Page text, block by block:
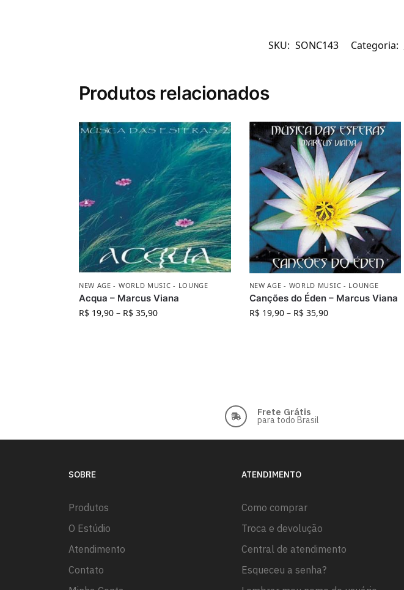
SKU: SONC143 Categoria:
Produtos relacionados
NEW AGE - WORLD MUSIC - LOUNGE
Acqua – Marcus Viana
R$19,90– R$35,90
NEW AGE - WORLD MUSIC - LOUNGE
Canções do Éden – Marcus Viana
R$19,90– R$35,90
Frete Grátis
para todo Brasil
SOBRE
Produtos
O Estúdio
Atendimento
Contato
ATENDIMENTO
Como comprar
Troca e devolução
Central de atendimento
Esqueceu a senha?